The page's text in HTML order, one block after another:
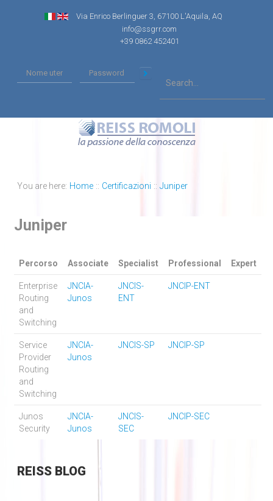
Via Enrico Berlinguer 3, 67100 L'Aquila, AQ
info@ssgrr.com
+39 0862 452401
You are here: Home :: Certificazioni :: Juniper
Juniper
Percorso Associate Specialist Professional Expert
Enterprise
Routing
and
Switching
JNCIA-
Junos
JNCIS-
ENT
JNCIP-ENT
Service
Provider
Routing
and
Switching
JNCIA-
Junos
JNCIS-SP JNCIP-SP
Junos
Security
JNCIA-
Junos
JNCIS-
SEC
JNCIP-SEC
REISSBLOG